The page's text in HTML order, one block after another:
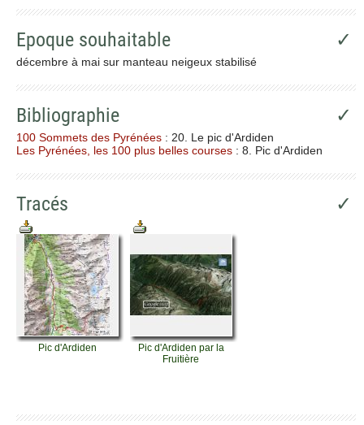
Epoque souhaitable ✓
décembre à mai sur manteau neigeux stabilisé
Bibliographie ✓
100 Sommets des Pyrénées : 20. Le pic d'Ardiden
Les Pyrénées, les 100 plus belles courses : 8. Pic d'Ardiden
Tracés ✓
Pic d'Ardiden
Pic d'Ardiden par la
Fruitière